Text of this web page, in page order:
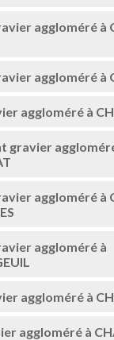
aggloméré à
aggloméré à
aggloméré à
gravier
aggloméré à
aggloméré à
aggloméré à
aggloméré à